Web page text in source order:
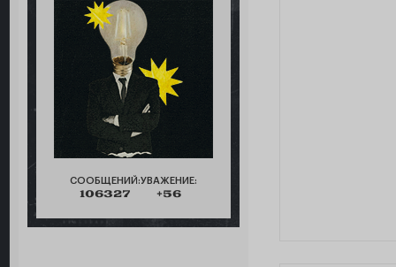
СООБЩЕНИЙ:
106327
УВАЖЕНИЕ:
+56